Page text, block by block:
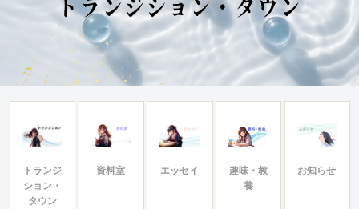
トランジ
ション・
タウン
資料室 エッセイ
趣味・教
養
お知らせ